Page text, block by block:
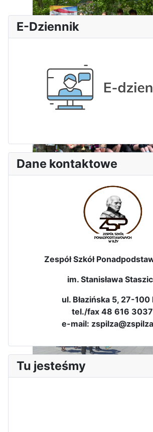
Dni Leśmianowskie 2026
I Olimpiada Klas Mundurowych
Sukces Kingi na XXXVI
Olimpiadzie Teologii Katolickiej
Obchody Święta Konstytucji 3
Maja w Iłży
E-Dziennik
Dane kontaktowe
Zespół Szkół
im. Stanisława
ul. Błazińska 5, 27-100
tel./fax 48 616 3037
e-mail:
Tu jesteśmy